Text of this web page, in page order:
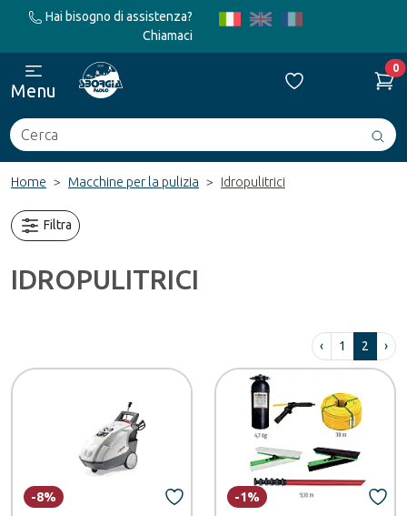
Hai bisogno di assistenza?
Chiamaci
Cerca
0
Menu
Home Macchine per la pulizia Idropulitrici
Filtra
IDROPULITRICI
‹ 1 2 ›
-8% -1%